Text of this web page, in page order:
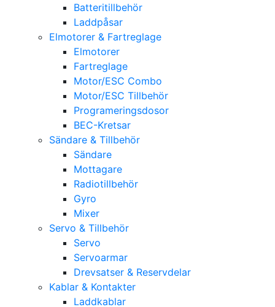
Batteritillbehör
Laddpåsar
Elmotorer & Fartreglage
Elmotorer
Fartreglage
Motor/ESC Combo
Motor/ESC Tillbehör
Programeringsdosor
BEC-Kretsar
Sändare & Tillbehör
Sändare
Mottagare
Radiotillbehör
Gyro
Mixer
Servo & Tillbehör
Servo
Servoarmar
Drevsatser & Reservdelar
Kablar & Kontakter
Laddkablar